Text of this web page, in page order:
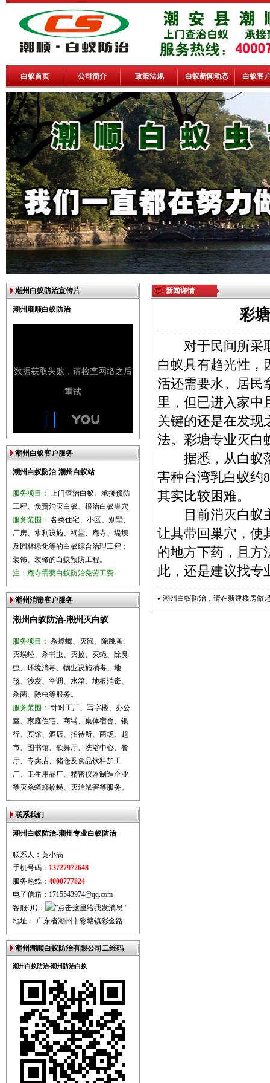
白蚁首页 公司简介 政策法规 白蚁新闻动态 白蚁客
潮州白蚁防治宣传片
潮州潮顺白蚁防治
潮州白蚁客户服务
潮州白蚁防治-潮州白蚁站
服务项目： 上门查治白蚁、承接预防
工程、负责消灭白蚁、根治白蚁巢穴
服务范围： 各类住宅、小区、别墅、
厂房、水利设施、祠堂、庵寺、堤坝
及园林绿化等的白蚁综合治理工程；
装饰、装修的白蚁预防工程。
注：庵寺需要白蚁防治免劳工费
潮州消毒客户服务
潮州白蚁防治-潮州灭白蚁
服务项目： 杀蟑螂、灭鼠、除跳蚤、
灭蜈蚣、杀书虫、灭蚊、灭蝇、除臭
虫、环境消毒、物业设施消毒、地
毯、沙发、空调、水箱、地板消毒、
杀菌、除虫等服务。
服务范围： 针对工厂、写字楼、办公
室、家庭住宅、商铺、集体宿舍、银
行、宾馆、酒店、招待所、商场、超
市、图书馆、歌舞厅、洗浴中心、餐
厅、专卖店、储仓及食品饮料加工
厂、卫生用品厂、精密仪器制造企业
等灭杀蟑螂蚊蝇、灭治鼠害等服务。
联系我们
潮州白蚁防治-潮州专业白蚁防治
联系人：黄小满
手机号码： 13727972648
服务热线： 4000777824
电子信箱：1715543974@qq.com
客服QQ：
地址： 广东省潮州市彩塘镇彩金路
潮州潮顺白蚁防治有限公司二维码
潮州白蚁防治-潮州防治白蚁
新闻详情
彩
对于民间所采取
白蚁具有趋光性，
活还需要水。居民
里，但已进入家中
关键的还是在发现
法。 彩塘专业灭白
据悉，从白蚁落
害种台湾乳白蚁约
其实比较困难。
目前消灭白蚁主
让其带回巢穴，使
的地方下药，且方
此，还是建议找专
« 潮州白蚁防治，请在新建楼房做